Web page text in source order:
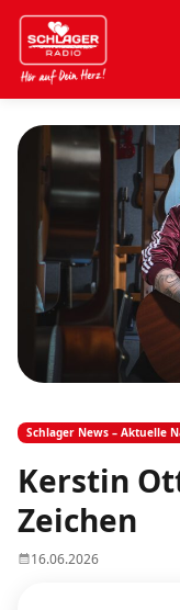
Schlager News – Aktuelle
Kerstin
Zeichen
16.06.2026